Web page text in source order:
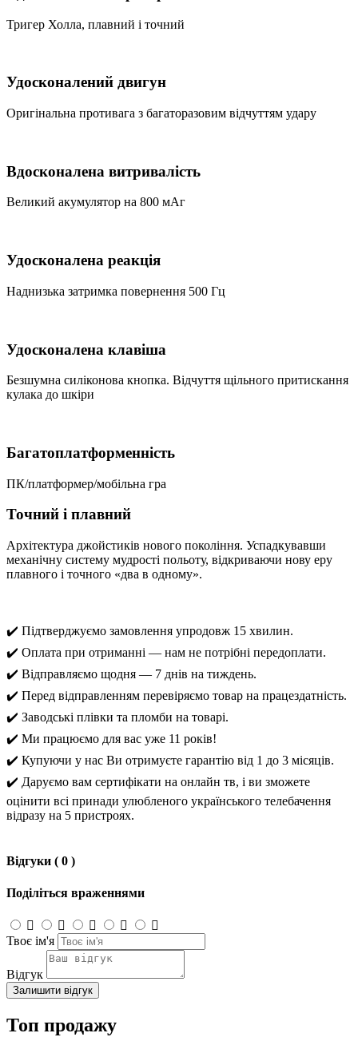
Тригер Холла, плавний і точний
Удосконалений двигун
Оригінальна противага з багаторазовим відчуттям удару
Вдосконалена витривалість
Великий акумулятор на 800 мАг
Удосконалена реакція
Наднизька затримка повернення 500 Гц
Удосконалена клавіша
Безшумна силіконова кнопка. Відчуття щільного притискання
кулака до шкіри
Багатоплатформенність
ПК/платформер/мобільна гра
Точний і плавний
Архітектура джойстиків нового покоління. Успадкувавши
механічну систему мудрості польоту, відкриваючи нову еру
плавного і точного «два в одному».
✔️ Підтверджуємо замовлення упродовж 15 хвилин.
✔️ Оплата при отриманні — нам не потрібні передоплати.
✔️ Відправляємо щодня — 7 днів на тиждень.
✔️ Перед відправленням перевіряємо товар на працездатність.
✔️ Заводські плівки та пломби на товарі.
✔️ Ми працюємо для вас уже 11 років!
✔️ Купуючи у нас Ви отримуєте гарантію від 1 до 3 місяців.
✔️ Даруємо вам сертифікати на онлайн тв, і ви зможете
оцінити всі принади улюбленого українського телебачення
відразу на 5 пристроях.
Відгуки ( 0 )
Поділіться враженнями
Твоє ім'я
Відгук
Залишити відгук
Топ продажу